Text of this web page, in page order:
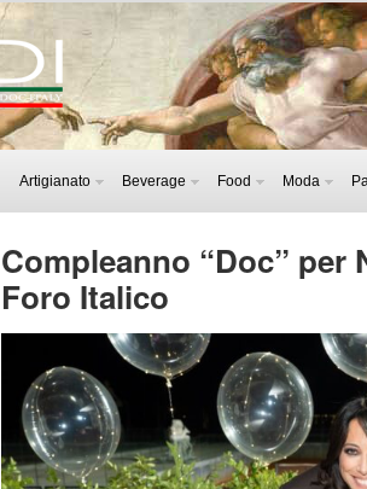
Artigianato Beverage Food Moda
Compleanno “Doc” per
Foro Italico